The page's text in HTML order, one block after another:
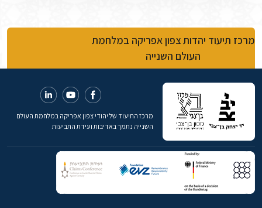
מרכז תיעוד יהדות צפון אפריקה במלחמת
העולם השנייה
מרכז התיעוד של יהודי צפון אפריקה במלחמת העולם
השנייה נתמך באדיבות ועידת התביעות